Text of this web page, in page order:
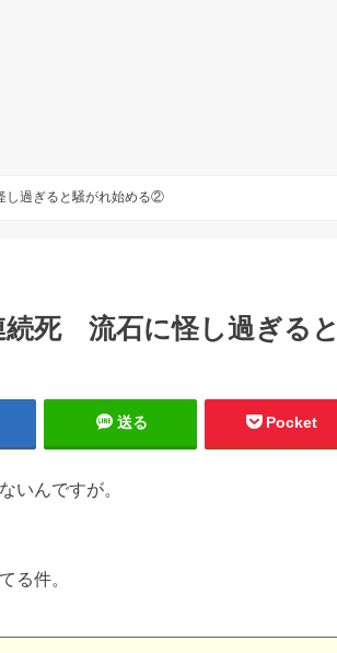
し過ぎると騒がれ始める②
続死 流石に怪し過ぎると
送る Pocket
いんですが。
る件。